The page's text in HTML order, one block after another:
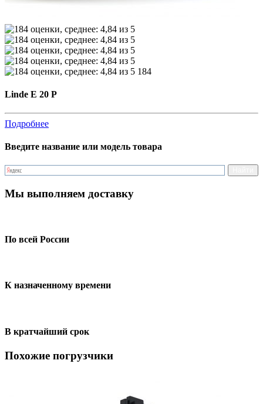
184
Linde E 20 P
Подробнее
Введите название или модель товара
Мы выполняем доставку
По всей России
К назначенному времени
В кратчайший срок
Похожие погрузчики